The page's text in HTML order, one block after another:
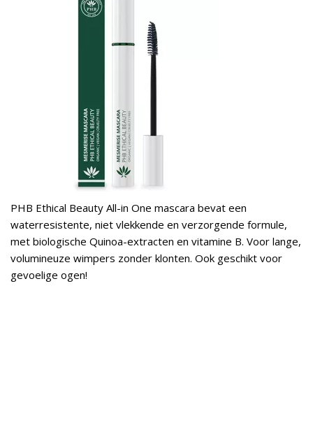
PHB Ethical Beauty All-in One mascara bevat een
waterresistente, niet vlekkende en verzorgende formule,
met biologische Quinoa-extracten en vitamine B. Voor lange,
volumineuze wimpers zonder klonten. Ook geschikt voor
gevoelige ogen!